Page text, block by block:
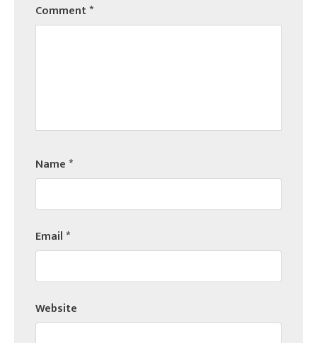
Comment*
Name*
Email*
Website